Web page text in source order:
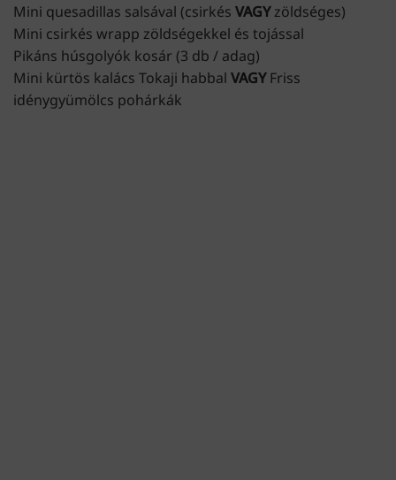
Mini quesadillas salsával (csirkés VAGYzöldséges)
Mini csirkés wrapp zöldségekkel és tojással
Pikáns húsgolyók kosár (3 db / adag)
Mini kürtös kalács Tokaji habbal VAGYFriss
idénygyümölcs pohárkák